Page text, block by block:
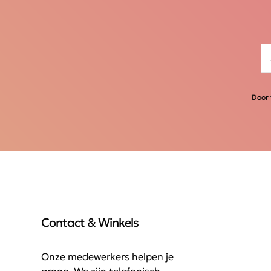
Door
Contact & Winkels
Onze medewerkers helpen je